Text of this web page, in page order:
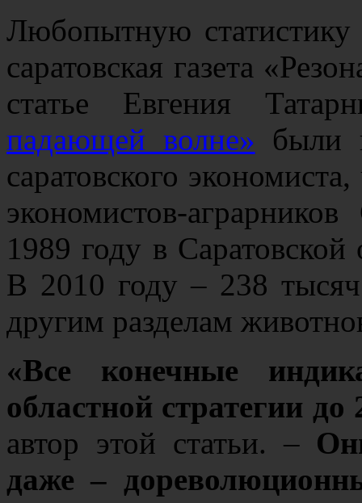
Любопытную статистику
саратовская газета
статье Евгения
падающей волне» были
саратовского
экономистов-
1989 году в
В 2010 году – 238
другим разделам
«Все конечные
областной стратегии
автор этой статьи. –
даже –